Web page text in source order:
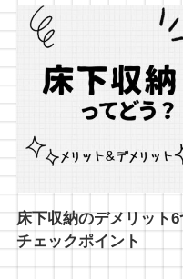
床下収納のデメリット
チェックポイント